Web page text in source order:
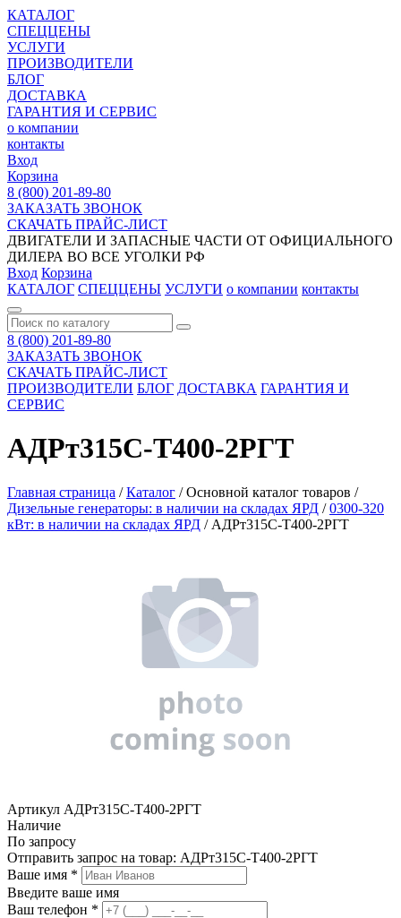
КАТАЛОГ
СПЕЦЦЕНЫ
УСЛУГИ
ПРОИЗВОДИТЕЛИ
БЛОГ
ДОСТАВКА
ГАРАНТИЯ И СЕРВИС
о компании
контакты
Вход
Корзина
8 (800) 201-89-80
ЗАКАЗАТЬ ЗВОНОК
СКАЧАТЬ ПРАЙС-ЛИСТ
ДВИГАТЕЛИ И ЗАПАСНЫЕ ЧАСТИ ОТ ОФИЦИАЛЬНОГО
ДИЛЕРА ВО ВСЕ УГОЛКИ РФ
Вход Корзина
КАТАЛОГ СПЕЦЦЕНЫ УСЛУГИ о компании контакты
8 (800) 201-89-80
ЗАКАЗАТЬ ЗВОНОК
СКАЧАТЬ ПРАЙС-ЛИСТ
ПРОИЗВОДИТЕЛИ БЛОГ ДОСТАВКА ГАРАНТИЯ И
СЕРВИС
АДРт315С-Т400-2РГТ
Главная страница /Каталог /Основной каталог товаров /
Дизельные генераторы: в наличии на складах ЯРД /0300-320
кВт: в наличии на складах ЯРД / АДРт315С-Т400-2РГТ
Артикул АДРт315С-Т400-2РГТ
Наличие
По запросу
Отправить запрос на товар: АДРт315С-Т400-2РГТ
Ваше имя *
Введите ваше имя
Ваш телефон *